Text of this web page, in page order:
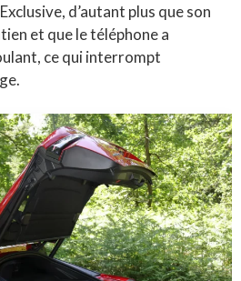
d’autant plus que son
et que le téléphone a
ce qui interrompt